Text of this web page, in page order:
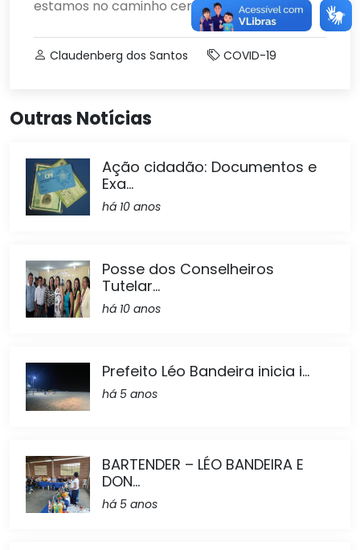
estamos no caminho certo”, disse.
Claudenberg dos Santos COVID-19
Outras Notícias
Ação cidadão: Documentos e
Exa...
há 10 anos
Posse dos Conselheiros
Tutelar...
há 10 anos
Prefeito Léo Bandeira inicia i...
há 5 anos
BARTENDER – LÉO BANDEIRA E
DON...
há 5 anos